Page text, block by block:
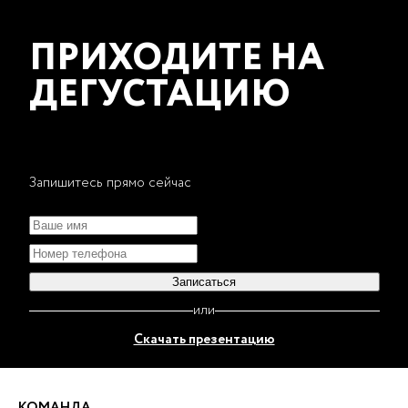
ПРИХОДИТЕ НА
ДЕГУСТАЦИЮ
Запишитесь прямо сейчас
Записаться
или
Скачать презентацию